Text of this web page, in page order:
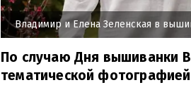
Владимир и Елена Зеленская в
По случаю Дня вышиванки
тематической